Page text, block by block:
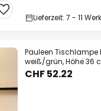
Lieferzeit: 7 - 11
Pauleen Tischlampe
weiß/grün, Höhe 36
CHF 52.22